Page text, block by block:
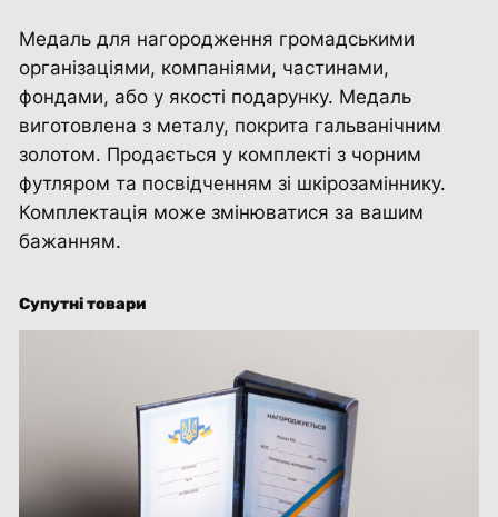
п
р
и
я
н
н
я
З
У
"
л
Медаль для нагородження громадськими
організаціями, компаніями, частинами,
фондами, або у якості подарунку. Медаль
виготовлена з металу, покрита гальванічним
золотом. Продається у комплекті з чорним
футляром та посвідченням зі шкірозаміннику.
Комплектація може змінюватися за вашим
бажанням.
Супутні товари